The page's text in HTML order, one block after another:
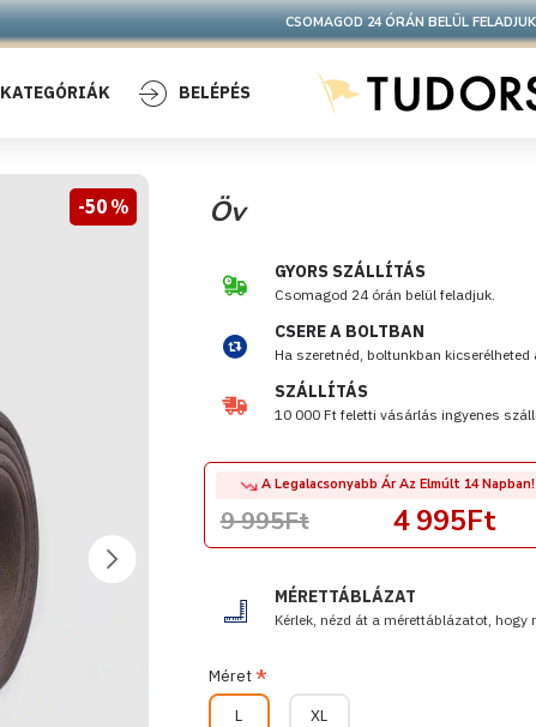
CSOMAGOD 24 ÓRÁN BELÜL FELADJUK
KATEGÓRIÁK BELÉPÉS
-50 % Öv
MÉRETTÁBLÁZAT
Kérlek, nézd át a mérettáblázatot, hogy
4 995Ft
A Legalacsonyabb Ár Az Elmúlt 14 Napban!
9 995Ft
Méret
L
XL
GYORS SZÁLLÍTÁS
Csomagod 24 órán belül feladjuk.
CSERE A BOLTBAN
Ha szeretnéd, boltunkban kicserélheted
SZÁLLÍTÁS
10 000 Ft feletti vásárlás ingyenes